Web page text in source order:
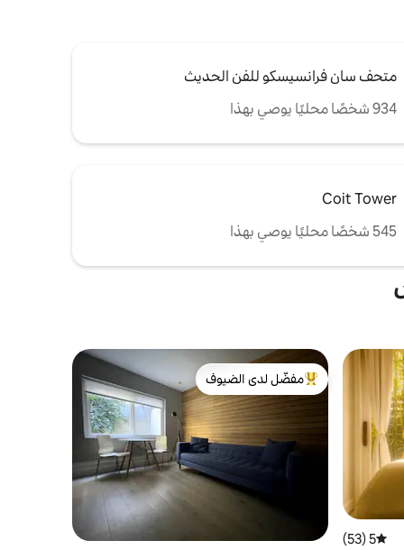
متحف سان فرانسيسكو للفن الحديث
934 شخصًا محليًا يوصي بهذا
Coit Tower
545 شخصًا محليًا يوصي بهذا
متوسط التقييم 5 من 5، 53 مراجعات
5 (53)
من أبرز البيوت المفضّلة لدى الضيوف
مفضّل لدى الضيوف